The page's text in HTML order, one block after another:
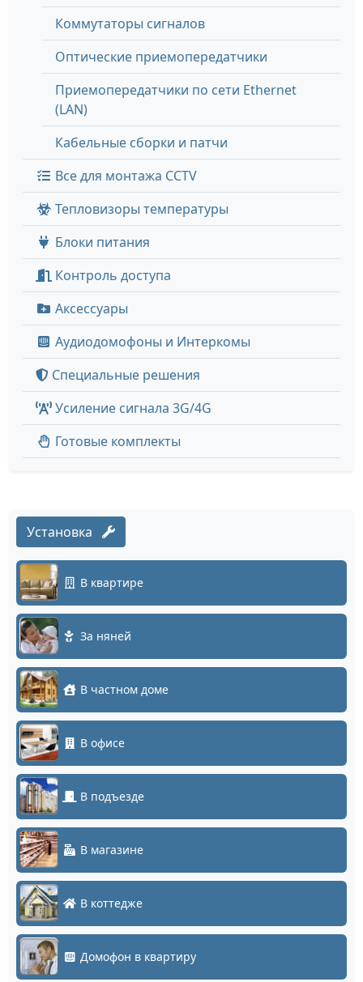
Коммутаторы сигналов
Оптические приемопередатчики
Приемопередатчики по сети Ethernet
(LAN)
Кабельные сборки и патчи
Все для монтажа CCTV
Тепловизоры температуры
Блоки питания
Контроль доступа
Аксессуары
Аудиодомофоны и Интеркомы
Специальные решения
Усиление сигнала 3G/4G
Готовые комплекты
Установка
В квартире
За няней
В частном доме
В офисе
В подъезде
В магазине
В коттедже
Домофон в квартиру